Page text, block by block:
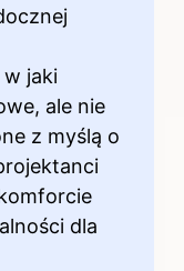
w jaki
ale nie
z myślą o
dla